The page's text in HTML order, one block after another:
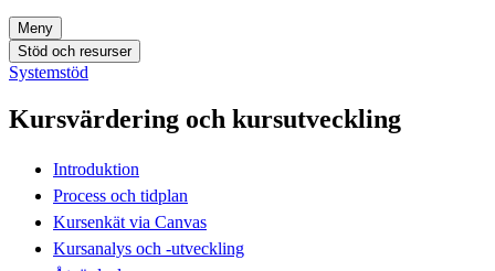
Meny
Stöd och resurser
Systemstöd
Kursvärdering och kursutveckling
Introduktion
Process och tidplan
Kursenkät via Canvas
Kursanalys och -utveckling